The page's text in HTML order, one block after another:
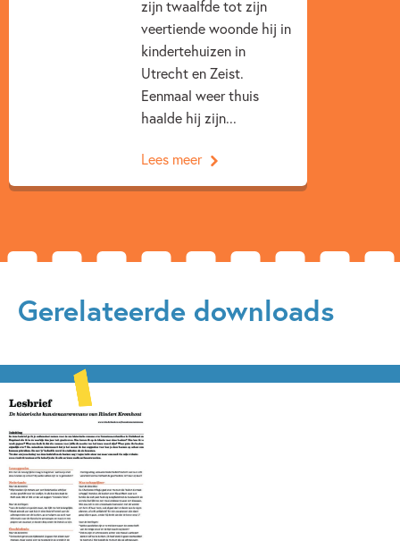
wat wel de Bloomsbury Groep wordt genoemd, een bonte
verzameling van voornamelijk kunstenaars die woonden en
werkten in Engeland in de jaren twintig en dertig van de
zijn twaalfde tot zijn
veertiende woonde hij in
kindertehuizen in
Utrecht en Zeist.
Eenmaal weer thuis
haalde hij zijn...
Lees meer
Gerelateerde downloads